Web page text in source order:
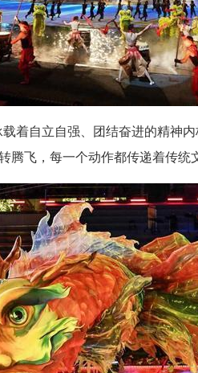
着自立自强、团结奋进的精神
腾飞，每一个动作都传递着传统